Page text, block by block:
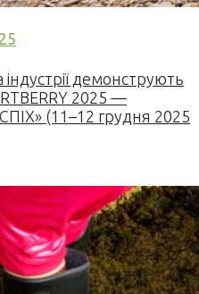
демонструють
2025 —
(11–12 грудня 2025